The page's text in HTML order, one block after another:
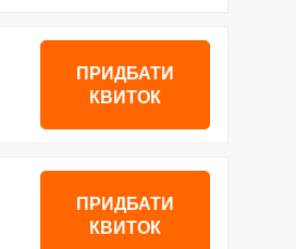
ПРИДБАТИ
КВИТОК
ПРИДБАТИ
КВИТОК